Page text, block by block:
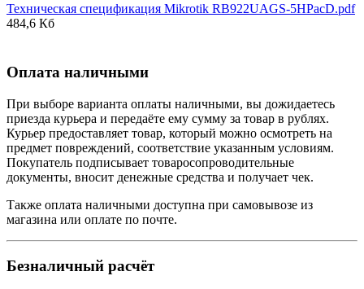
Техническая спецификация Mikrotik RB922UAGS-5HPacD.pdf
484,6 Кб
Оплата наличными
При выборе варианта оплаты наличными, вы дожидаетесь
приезда курьера и передаёте ему сумму за товар в рублях.
Курьер предоставляет товар, который можно осмотреть на
предмет повреждений, соответствие указанным условиям.
Покупатель подписывает товаросопроводительные
документы, вносит денежные средства и получает чек.
Также оплата наличными доступна при самовывозе из
магазина или оплате по почте.
Безналичный расчёт